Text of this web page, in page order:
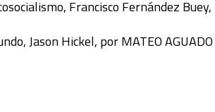
Francisco Fernández Buey,
Jason Hickel, por MATEO AGUADO